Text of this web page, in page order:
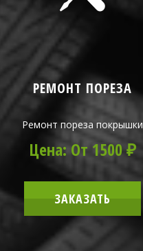
РЕМОНТ ПОРЕЗА
Ремонт пореза покрышки
Цена: От 1500 ₽
ЗАКАЗАТЬ